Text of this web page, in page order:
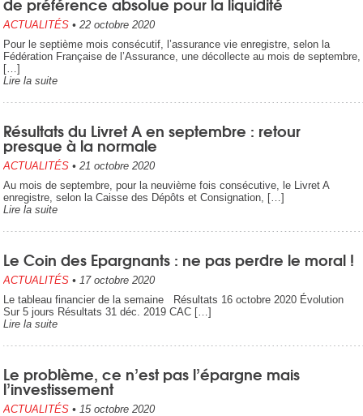
ACTUALITÉS • 22 octobre 2020
Pour le septième mois consécutif, l’assurance vie enregistre, selon la
Fédération Française de l’Assurance, une décollecte au mois de septembre,
[…]
Lire la suite
Résultats du Livret A en septembre : retour
presque à la normale
ACTUALITÉS • 21 octobre 2020
Au mois de septembre, pour la neuvième fois consécutive, le Livret A
enregistre, selon la Caisse des Dépôts et Consignation, […]
Lire la suite
Le Coin des Epargnants : ne pas perdre le moral !
ACTUALITÉS • 17 octobre 2020
Le tableau financier de la semaine Résultats 16 octobre 2020 Évolution
Sur 5 jours Résultats 31 déc. 2019 CAC […]
Lire la suite
Le problème, ce n’est pas l’épargne mais
l’investissement
ACTUALITÉS • 15 octobre 2020